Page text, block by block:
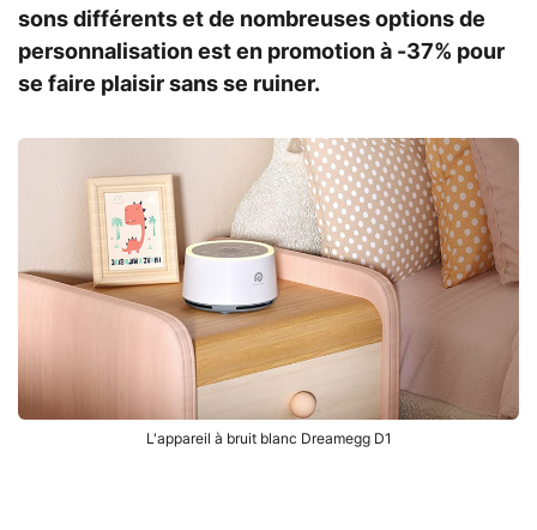
sons différents et de nombreuses options de
personnalisation est en promotion à -37% pour
se faire plaisir sans se ruiner.
L'appareil à bruit blanc Dreamegg D1